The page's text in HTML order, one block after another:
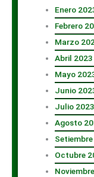
Enero
Febrero
Marzo
Abril 2023
Mayo
Junio
Julio 2023
Agosto
Octubre